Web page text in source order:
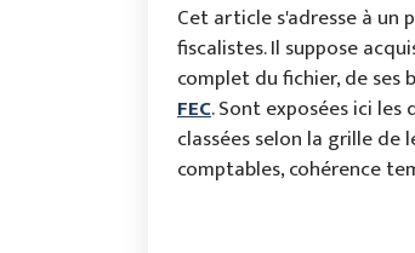
Cet article s'adresse à un
fiscalistes. Il suppose
complet du fichier, de ses
FEC. Sont exposées ici
classées selon la grille
comptables, cohérence